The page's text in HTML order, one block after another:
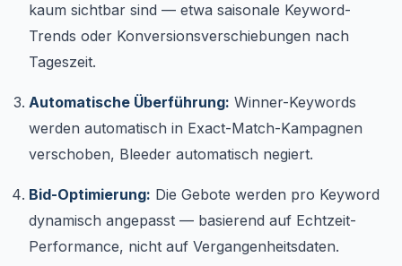
kaum sichtbar sind — etwa saisonale Keyword-
Trends oder Konversionsverschiebungen nach
Tageszeit.
Automatische Überführung: Winner-Keywords
werden automatisch in Exact-Match-Kampagnen
verschoben, Bleeder automatisch negiert.
Bid-Optimierung: Die Gebote werden pro Keyword
dynamisch angepasst — basierend auf Echtzeit-
Performance, nicht auf Vergangenheitsdaten.